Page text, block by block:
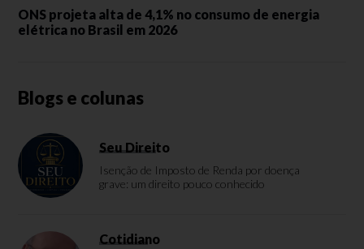
ONS projeta alta de 4,1% no consumo de energia
elétrica no Brasil em 2026
Blogs e colunas
Seu Direito
Isenção de Imposto de Renda por doença
grave: um direito pouco conhecido
Cotidiano